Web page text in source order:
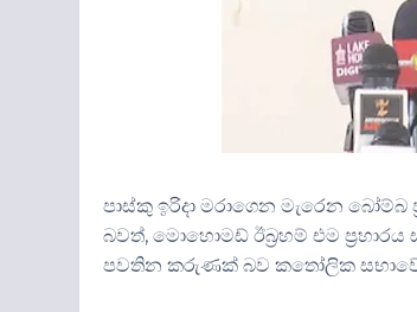
පාස්කු ඉරිදා මරාගෙන මැරෙන
බවත්, මොහොමඩ් ඊබ්‍රහම් එම ප්‍රහාරය
පවතින කරුණක් බව කතෝලික සභාවේ